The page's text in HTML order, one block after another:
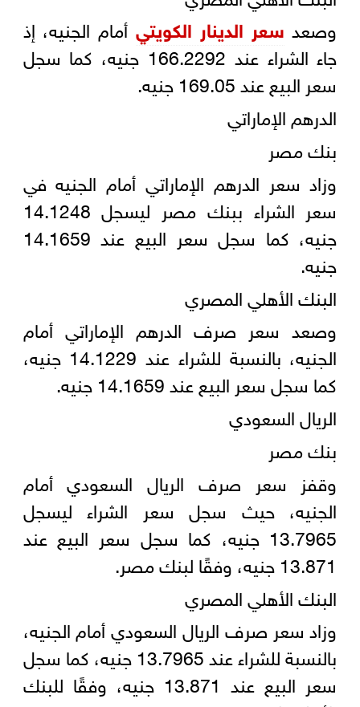
وصعد سعر الدينار الكويتي أمام الجنيه، إذ
جاء الشراء عند 166.2292 جنيه، كما سجل
سعر البيع عند 169.05 جنيه.
الدرهم الإماراتي
بنك مصر
وزاد سعر الدرهم الإماراتي أمام الجنيه في
سعر الشراء ببنك مصر ليسجل 14.1248
جنيه، كما سجل سعر البيع عند 14.1659
جنيه.
البنك الأهلي المصري
وصعد سعر صرف الدرهم الإماراتي أمام
الجنيه، بالنسبة للشراء عند 14.1229 جنيه،
كما سجل سعر البيع عند 14.1659 جنيه.
الريال السعودي
بنك مصر
وقفز سعر صرف الريال السعودي أمام
الجنيه، حيث سجل سعر الشراء ليسجل
13.7965 جنيه، كما سجل سعر البيع عند
13.871 جنيه، وفقًا لبنك مصر.
البنك الأهلي المصري
وزاد سعر صرف الريال السعودي أمام الجنيه،
بالنسبة للشراء عند 13.7965 جنيه، كما سجل
سعر البيع عند 13.871 جنيه، وفقًا للبنك